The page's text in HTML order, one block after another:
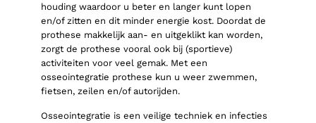
houding waardoor u beter en langer kunt lopen
en/of zitten en dit minder energie kost. Doordat de
prothese makkelijk aan- en uitgeklikt kan worden,
zorgt de prothese vooral ook bij (sportieve)
activiteiten voor veel gemak. Met een
osseointegratie prothese kun u weer zwemmen,
fietsen, zeilen en/of autorijden.
Osseointegratie is een veilige techniek en infecties